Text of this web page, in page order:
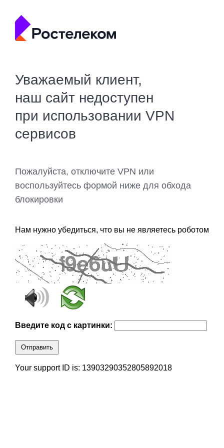
Уважаемый клиент,
наш сайт недоступен
при использовании VPN
сервисов
Пожалуйста, отключите VPN или
воспользуйтесь формой ниже для обхода
блокировки
Нам нужно убедиться, что вы не являетесь роботом
Введите код с картинки:
Отправить
Your support ID is: 13903290352805892018